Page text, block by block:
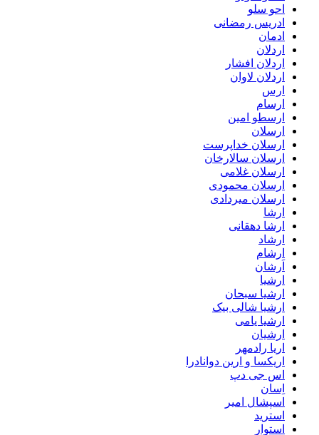
احو سلو
ادریس رمضانی
ادمان
اردلان
اردلان افشار
اردلان لاوان
ارس
ارسام
ارسطو امین
ارسلان
ارسلان خداپرست
ارسلان سالارخان
ارسلان غلامی
ارسلان محمودی
ارسلان میردادی
ارشا
ارشا دهقانی
ارشاد
ارشام
اَرشان
ارشیا
ارشیا سبحان
ارشیا شالی بیک
ارشیا یامی
ارشیان
اریا رادمهر
اریکسا و ارین دوانادرا
اس جی دپ
اِسان
اسپشال امیر
استرید
استوار